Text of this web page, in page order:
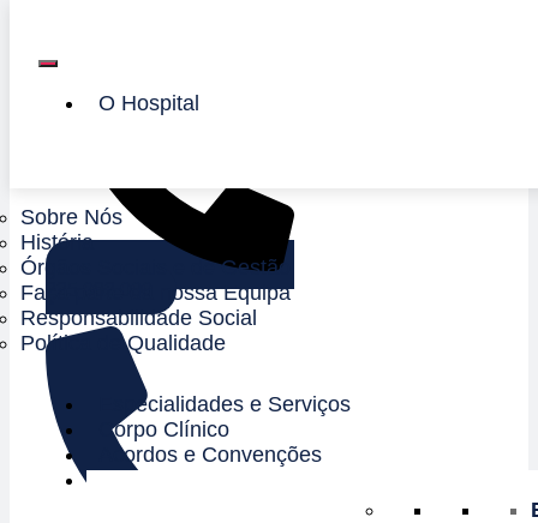
conteúdo O Hospital
Sobre Nós
História
Órgãos Sociais e de Gestão
Faça parte da nossa Equipa
Responsabilidade Social
Política de Qualidade
Especialidades e Serviços
Corpo Clínico
Acordos e Convenções